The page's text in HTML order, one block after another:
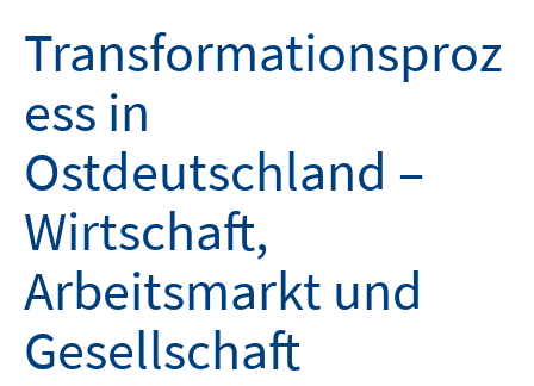
Transformationsproz
ess in
Ostdeutschland –
Wirtschaft,
Arbeitsmarkt und
Gesellschaft